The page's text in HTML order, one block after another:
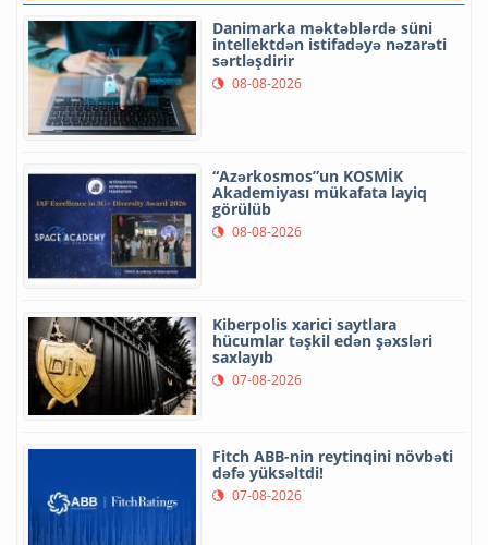
Danimarka məktəblərdə süni
intellektdən istifadəyə nəzarəti
sərtləşdirir
08-08-2026
“Azərkosmos”un KOSMİK
Akademiyası mükafata layiq
görülüb
08-08-2026
Kiberpolis xarici saytlara
hücumlar təşkil edən şəxsləri
saxlayıb
07-08-2026
Fitch ABB-nin reytinqini növbəti
dəfə yüksəltdi!
07-08-2026